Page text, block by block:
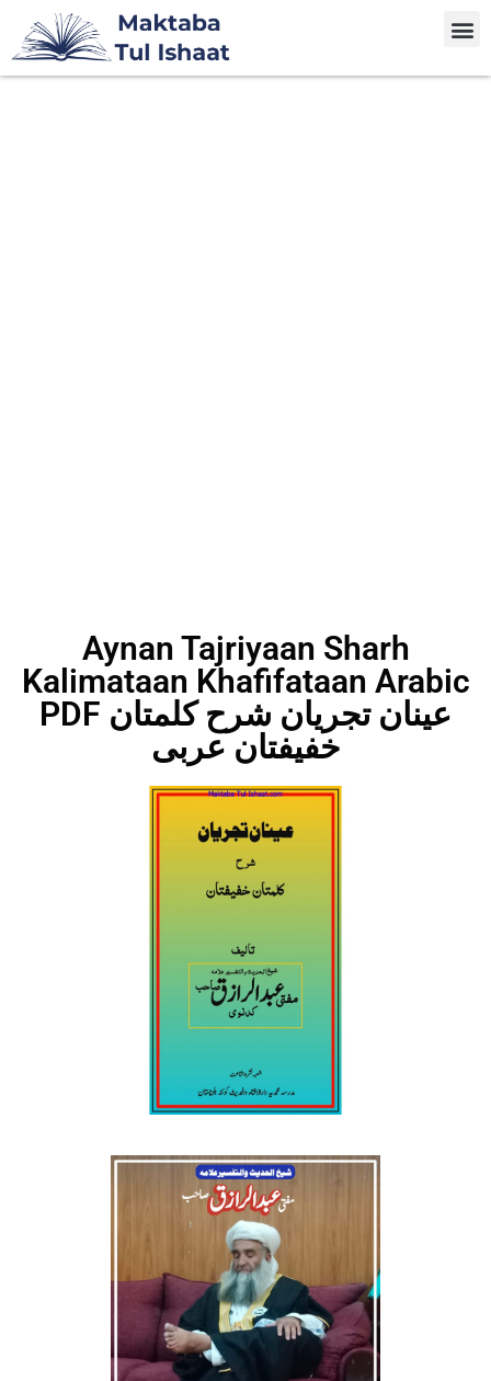
Aynan Tajriyaan Sharh
Kalimataan Khafifataan Arabic
PDF عینان تجریان شرح کلمتان
خفیفتان عربی